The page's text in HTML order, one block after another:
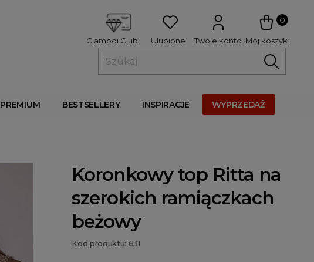
0
Mój koszyk
Twoje konto
Ulubione
Clamodi Club
PREMIUM BESTSELLERY INSPIRACJE WYPRZEDAŻ
Koronkowy top Ritta na
szerokich ramiączkach
beżowy
Kod produktu: 631